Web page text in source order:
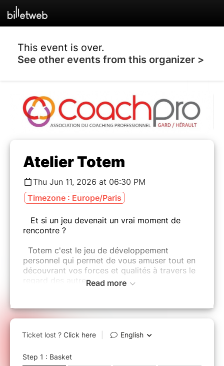
This event is over.
See other events from this organizer >
Atelier Totem
Thu Jun 11, 2026 at 06:30 PM
Timezone : Europe/Paris
Et si un jeu devenait un vrai moment de
rencontre ?
Totem c'est le jeu de développement
personnel qui permet de vous amuser tout en
découvrant vos forces et qualités à travers le
regard des autres.
l’interconnaissance. À travers les échanges,
chacun.e est amené.e à mieux se découvrir…
et à découvrir les autres, autrement. Le Totem
devient un prétexte pour parler de soi,
dynamique du groupe.
Read more